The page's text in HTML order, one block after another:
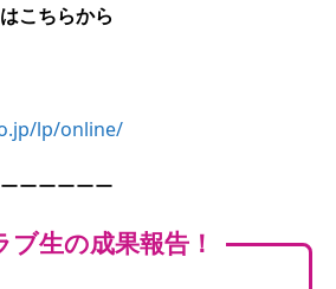
こちらから
lp/online/
ーーーーー
生の成果報告！